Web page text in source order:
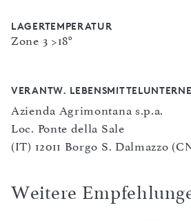
LAGERTEMPERATUR
Zone 3 >18°
VERANTW.
Azienda Agrimontana s.p.a.
Loc. Ponte della Sale
(IT) 12011 Borgo S. Dalmazzo
Weitere